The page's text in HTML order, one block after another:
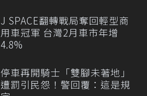
J SPACE翻轉戰局奪回輕型商
用車冠軍 台灣2月車市年增
4.8%
停車再開騎士「雙腳未著地」
遭罰引民怨！警回覆：這是規